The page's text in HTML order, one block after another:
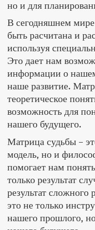
но и для
В сегодняшнем
быть расчитана и
используя
Это дает нам
информации о
наше развитие.
теоретическое
возможность для
нашего будущего.
Матрица судьбы –
модель, но и
помогает нам
только результат
результат сложного
это не только
нашего прошлого,